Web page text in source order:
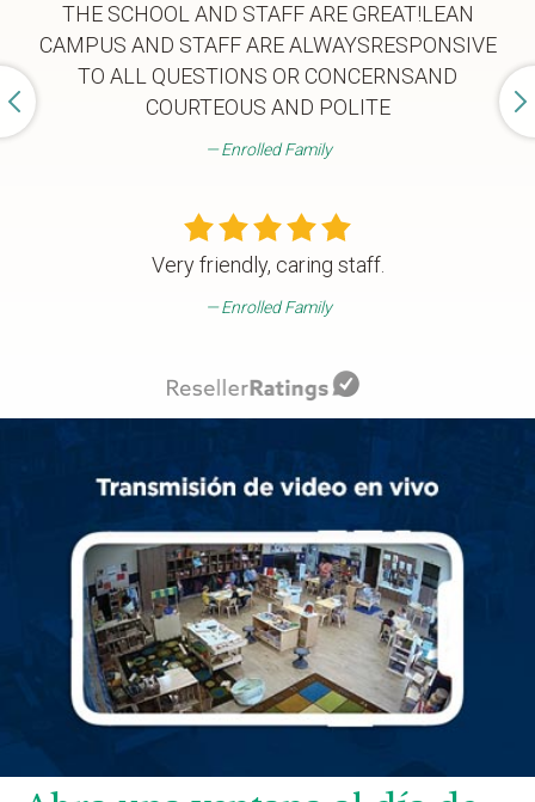
THE SCHOOL AND STAFF ARE GREAT!LEAN
CAMPUS AND STAFF ARE ALWAYSRESPONSIVE
TO ALL QUESTIONS OR CONCERNSAND
COURTEOUS AND POLITE
Enrolled Family
Very friendly, caring staff.
Enrolled Family